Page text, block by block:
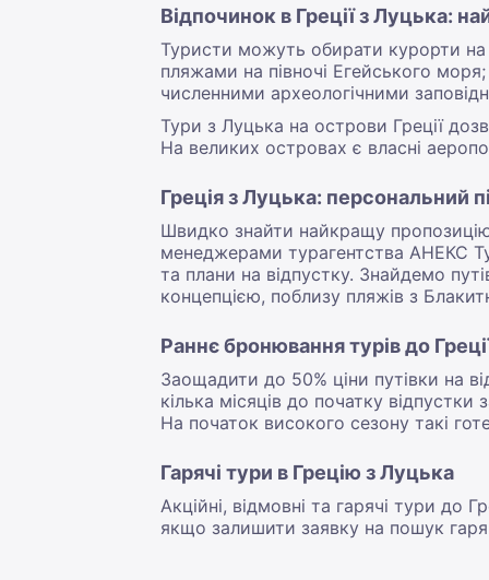
Відпочинок в Греції з Луцька:
Туристи можуть обирати курорти на
пляжами на півночі Егейського
численними археологічними
Тури з Луцька на острови Греції
На великих островах є власні
Греція з Луцька: персональний
Швидко знайти найкращу
менеджерами турагентства АНЕКС
та плани на відпустку. Знайдемо
концепцією, поблизу пляжів з
Раннє бронювання турів до
Заощадити до 50% ціни путівки на
кілька місяців до початку
На початок високого сезону такі
Гарячі тури в Грецію з Луцька
Акційні, відмовні та гарячі тури до
якщо залишити заявку на пошук